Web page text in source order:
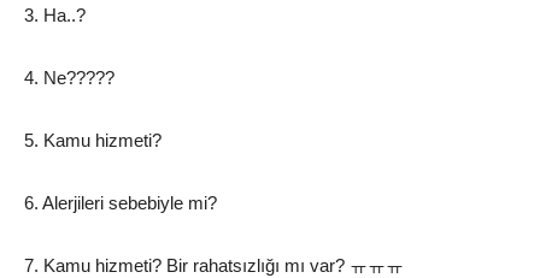
3. Ha..?
4. Ne?????
5. Kamu hizmeti?
6. Alerjileri sebebiyle mi?
7. Kamu hizmeti? Bir rahatsızlığı mı var? ㅠㅠㅠ